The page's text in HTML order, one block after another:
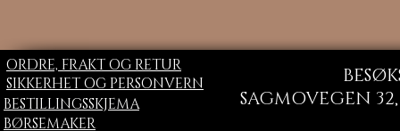
ORDRE, FRAKT OG RETUR
SIKKERHET OG PERSONVERN
BESTILLINGSSKJEMA
BØRSEMAKER
SAGMOVEGEN